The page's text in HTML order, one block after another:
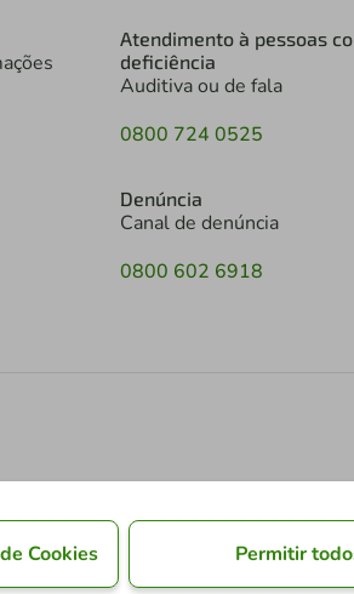
Atendimento à pessoas
deficiência
Auditiva ou de fala
0800 724 0525
Denúncia
Canal de denúncia
0800 602 6918
Cookies Permitir